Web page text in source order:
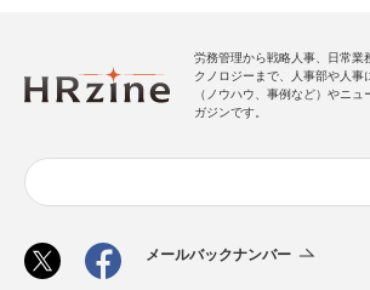
労務管理から戦略人事、日常業
クノロジーまで、人事部や人
（ノウハウ、事例など）やニ
ガジンです。
メールバックナンバー